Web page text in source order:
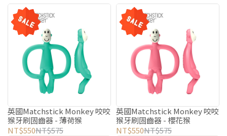
英國Matchstick Monkey 咬咬
猴牙刷固齒器 - 薄荷猴
NT$550NT$575
英國Matchstick Monkey 咬咬
猴牙刷固齒器 - 櫻花猴
NT$550NT$575